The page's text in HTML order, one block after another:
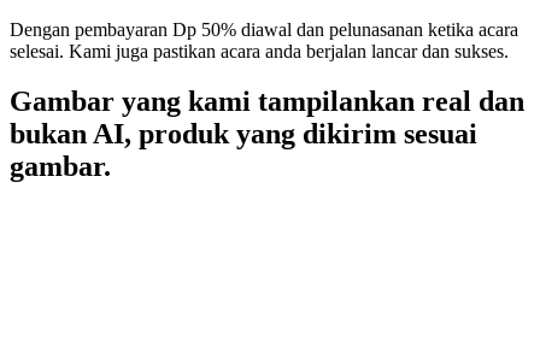
Dengan pembayaran Dp 50% diawal dan pelunasanan ketika acara
selesai. Kami juga pastikan acara anda berjalan lancar dan sukses.
Gambar yang kami tampilankan real dan
bukan AI, produk yang dikirim sesuai
gambar.